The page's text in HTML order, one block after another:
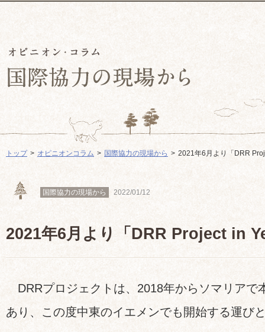
トップ オピニオンコラム 国際協力の現場から 2021年6月より「DRR
国際協力の現場から 2022/01/12
2021年6月より「DRR Project in
DRRプロジェクトは、2018年からソマリアで
あり、この度中東のイエメンでも開始する運び